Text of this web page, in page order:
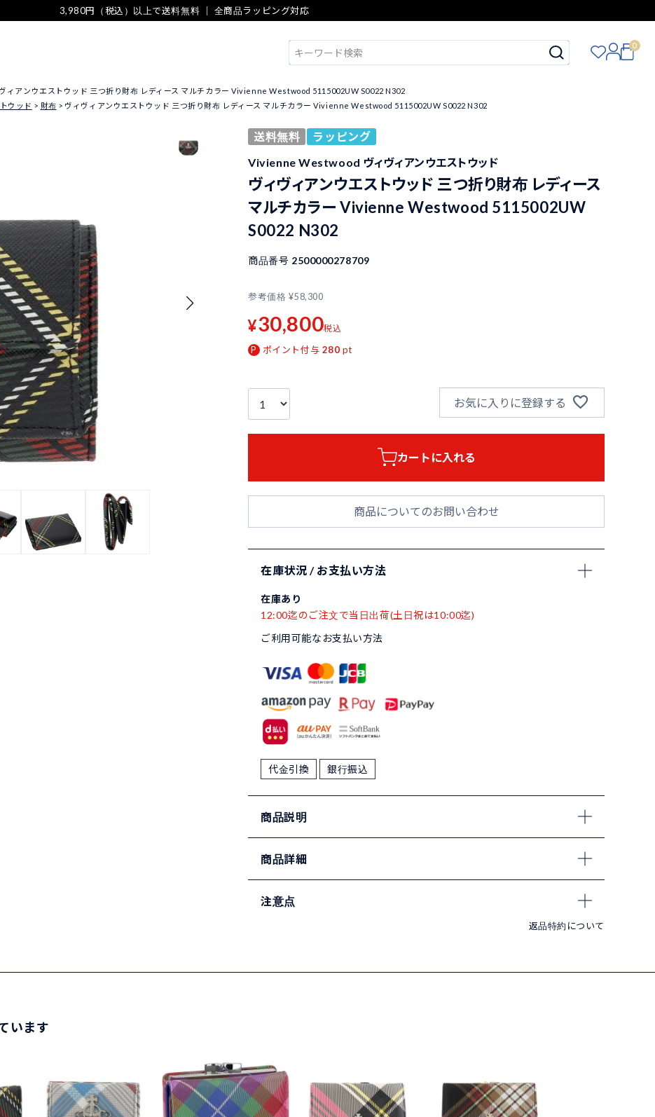
3,980円（税込）以上で送料無料 ｜ 全商品ラッピング対応
0
ィアンウエストウッド 三つ折り財布 レディース マルチカラー Vivienne Westwood 5115002UW S0022 N302
ウッド 財布 ヴィヴィアンウエストウッド 三つ折り財布 レディース マルチカラー Vivienne Westwood 5115002UW S0022 N302
送料無料
ラッピング
Vivienne Westwood ヴィヴィアンウエストウッド
ヴィヴィアンウエストウッド 三つ折り財布 レディース
マルチカラー Vivienne Westwood 5115002UW
S0022 N302
商品番号 2500000278709
参考価格 ¥58,300
¥30,800税込
ポイント付与 280 pt
お気に入りに登録する
カートに入れる
商品についてのお問い合わせ
在庫状況 / お支払い方法
在庫あり
12:00迄のご注文で当日出荷(土日祝は10:00迄)
ご利用可能なお支払い方法
代金引換 銀行振込
商品説明
商品詳細
注意点
返品特約について
います